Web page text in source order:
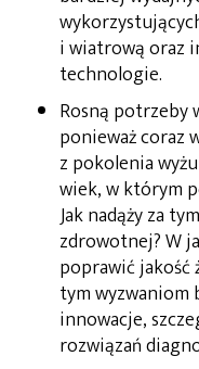
i wiatrową oraz
technologie.
Rosną potrzeby
ponieważ coraz
z pokolenia
wiek, w którym
Jak nadąży za
zdrowotnej? W
poprawić jakość
tym wyzwaniom
innowacje,
rozwiązań